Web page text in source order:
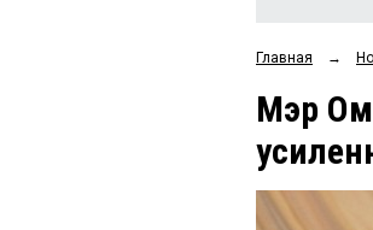
Главная →
Мэр